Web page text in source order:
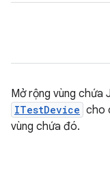
Mở rộng vùng chứa
ITestDevice cho
vùng chứa đó.